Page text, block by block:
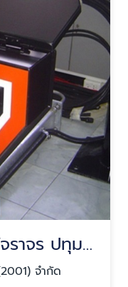
รับติดตั้งสัญญาณไฟจราจร ปทุมธานี
จำกัด